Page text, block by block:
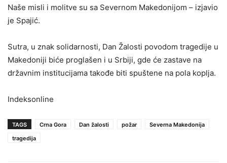
Naše misli i molitve su sa Severnom Makedonijom – izjavio
je Spajić.
Sutra, u znak solidarnosti, Dan Žalosti povodom tragedije u
Makedoniji biće proglašen i u Srbiji, gde će zastave na
državnim institucijama takođe biti spuštene na pola koplja.
Indeksonline
TAGS Crna Gora Dan žalosti požar
Severna Makedonija
tragedija